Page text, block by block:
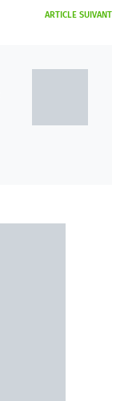
ARTICLE SUIVANT